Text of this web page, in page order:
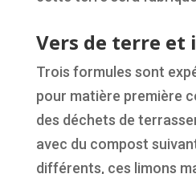
Vers de terre et
Trois formules sont
pour matière première
des déchets de
avec du compost
différents, ces limons